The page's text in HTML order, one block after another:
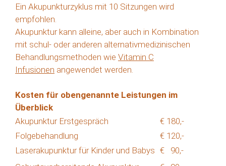
Ein Akupunkturzyklus mit 10 Sitzungen wird
empfohlen.
Akupunktur kann alleine, aber auch in Kombination
mit schul- oder anderen alternativmedizinischen
Behandlungsmethoden wie Vitamin C
Infusionen angewendet werden.
Kosten für obengenannte Leistungen im
Überblick
Akupunktur Erstgespräch
€ 180,-
Folgebehandlung
€ 120,-
Laserakupunktur für Kinder und Babys € 90,-